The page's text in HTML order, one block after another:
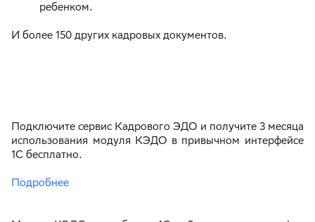
ребенком.
И более 150 других кадровых документов.
Подключите сервис Кадрового ЭДО и получите 3 месяца
использования модуля КЭДО в привычном интерфейсе
1С бесплатно.
Подробнее